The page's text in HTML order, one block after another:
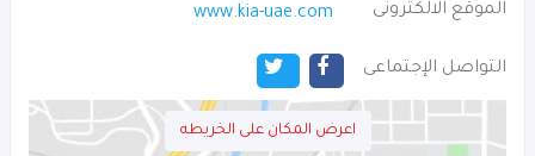
الموقع الالكترونى www.kia-uae.com
التواصل الإجتماعى
اعرض المكان على الخريطه